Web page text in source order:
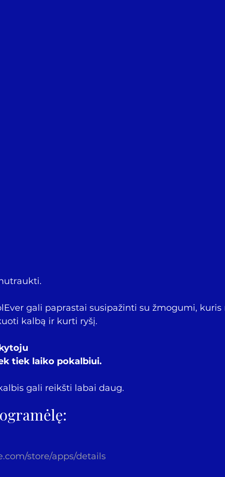
gali paprastai susipažinti su žmogumi,
kalbą ir kurti ryšį.
tiek laiko pokalbiui.
gali reikšti labai daug.
store/apps/details